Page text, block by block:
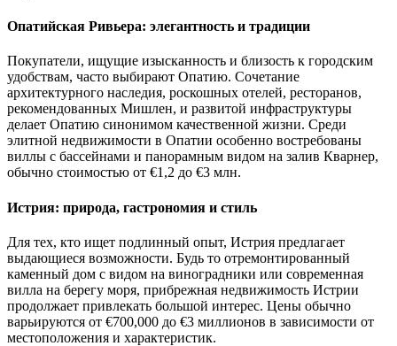
Опатийская Ривьера: элегантность и традиции
Покупатели, ищущие изысканность и близость к городским
удобствам, часто выбирают Опатию. Сочетание
архитектурного наследия, роскошных отелей, ресторанов,
рекомендованных Мишлен, и развитой инфраструктуры
делает Опатию синонимом качественной жизни. Среди
элитной недвижимости в Опатии особенно востребованы
виллы с бассейнами и панорамным видом на залив Кварнер,
обычно стоимостью от €1,2 до €3 млн.
Истрия: природа, гастрономия и стиль
Для тех, кто ищет подлинный опыт, Истрия предлагает
выдающиеся возможности. Будь то отремонтированный
каменный дом с видом на виноградники или современная
вилла на берегу моря, прибрежная недвижимость Истрии
продолжает привлекать большой интерес. Цены обычно
варьируются от €700,000 до €3 миллионов в зависимости от
местоположения и характеристик.